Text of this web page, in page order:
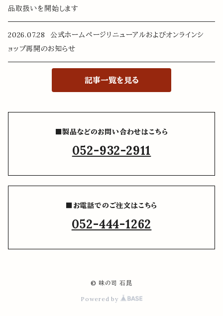
品取扱いを開始します
2026.07.28 公式ホームページリニューアルおよびオンラインシ
ョップ再開のお知らせ
記事一覧を見る
■製品などのお問い合わせはこちら
052-932-2911
■お電話でのご注文はこちら
052-444-1262
© 味の司 石昆
Powered by